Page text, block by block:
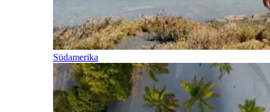
Südamerika